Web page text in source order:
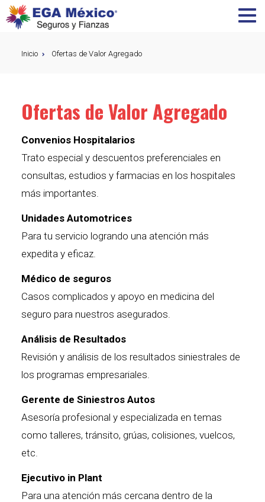
Inicio Ofertas de Valor Agregado
Ofertas de Valor Agregado
Convenios Hospitalarios
Trato especial y descuentos preferenciales en
consultas, estudios y farmacias en los hospitales
más importantes.
Unidades Automotrices
Para tu servicio logrando una atención más
expedita y eficaz.
Médico de seguros
Casos complicados y apoyo en medicina del
seguro para nuestros asegurados.
Análisis de Resultados
Revisión y análisis de los resultados siniestrales de
los programas empresariales.
Gerente de Siniestros Autos
Asesoría profesional y especializada en temas
como talleres, tránsito, grúas, colisiones, vuelcos,
etc.
Ejecutivo in Plant
Para una atención más cercana dentro de la